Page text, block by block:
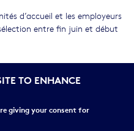
d’accueil et les employeurs
entre fin juin et début
en UMR-archeo-
TO ENHANCE
giving your consent for